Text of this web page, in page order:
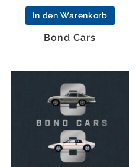
In den Warenkorb
Bond Cars